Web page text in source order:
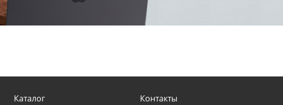
Каталог
Контакты